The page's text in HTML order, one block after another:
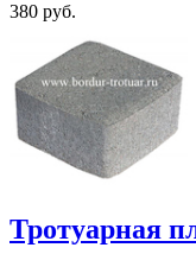
380 руб.
Тротуарная